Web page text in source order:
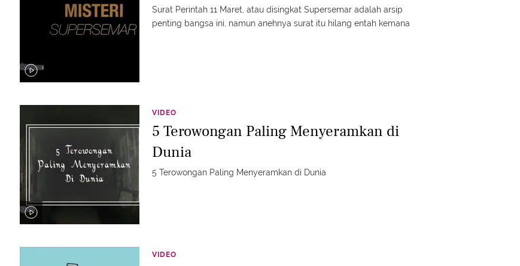
Surat Perintah 11 Maret, atau disingkat Supersemar adalah arsip
penting bangsa ini, namun anehnya surat itu hilang entah kemana
VIDEO
5 Terowongan Paling Menyeramkan di
Dunia
5 Terowongan Paling Menyeramkan di Dunia
VIDEO